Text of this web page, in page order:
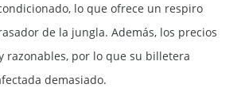
lo que ofrece un respiro
de la jungla. Además, los precios
razonables, por lo que su billetera
demasiado.